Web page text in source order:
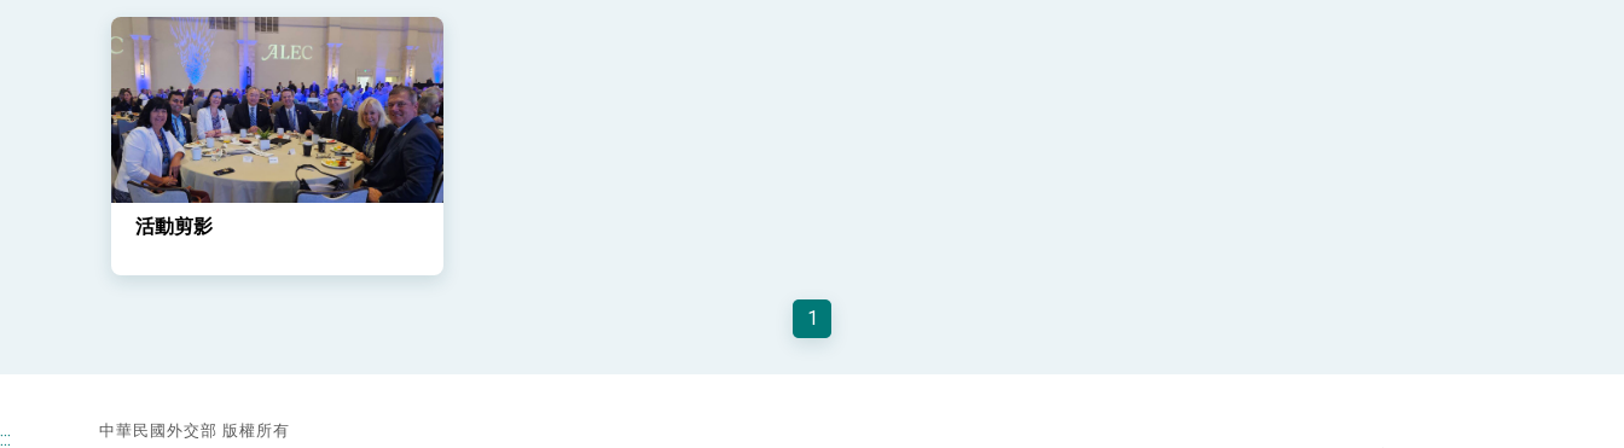
變局中 奮起的新臺灣 總統發表國慶演說
總統發表執政周年談話 盼面對未來挑戰 堅持團結 迎風轉型 穩健前行
賴總統就職演說影片
總統重要談話
活動剪影
1
::: 中華民國外交部 版權所有